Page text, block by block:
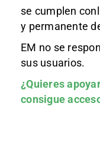
se cumplen
y permanente
EM no se
sus usuarios.
¿Quieres
consigue